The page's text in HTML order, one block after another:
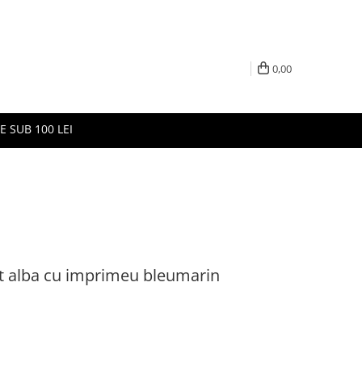
0,00
SUB 100 LEI
alba cu imprimeu bleumarin